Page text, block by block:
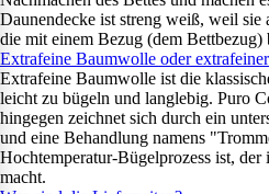
Daunendecke ist streng weiß, weil
die mit einem Bezug (dem Bettbezug)
Extrafeine Baumwolle oder
Extrafeine Baumwolle ist die
leicht zu bügeln und langlebig. Puro
hingegen zeichnet sich durch ein
und eine Behandlung namens
Hochtemperatur-Bügelprozess ist,
macht.